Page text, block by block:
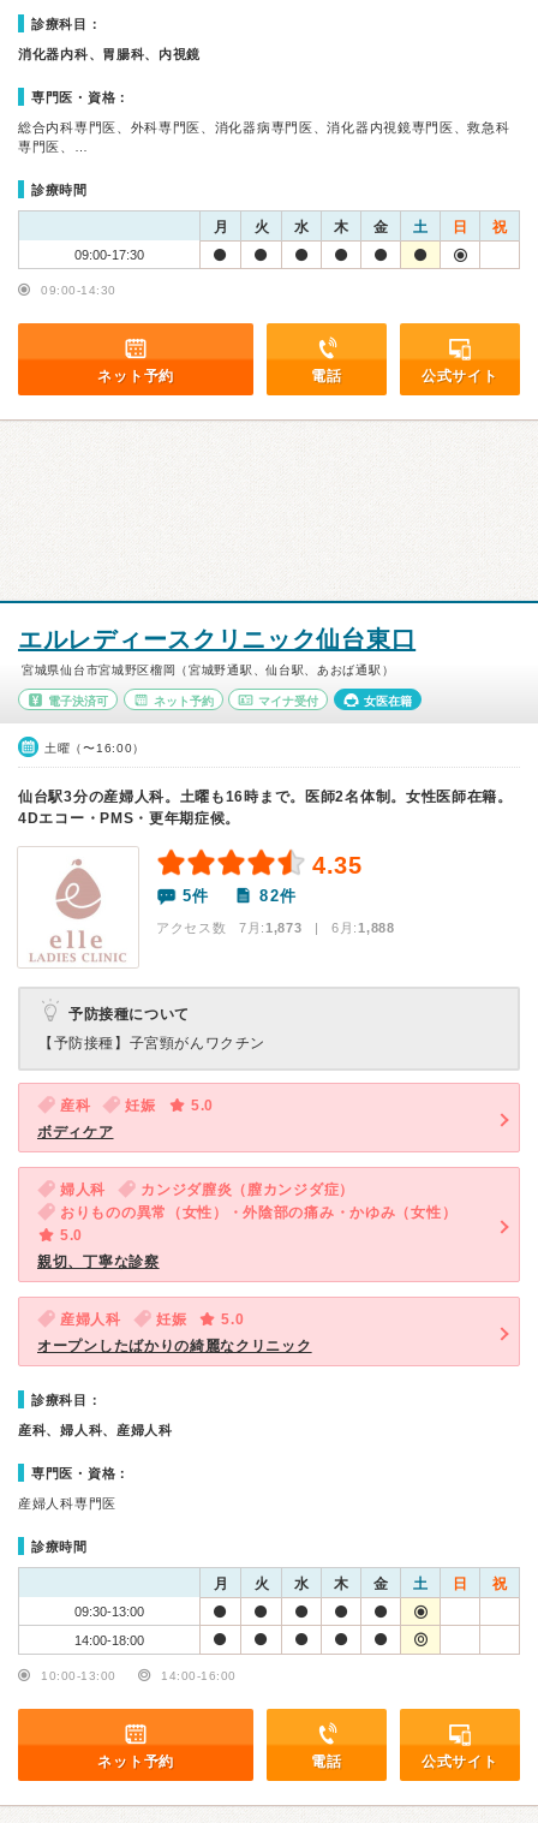
診療科目：
消化器内科、胃腸科、内視鏡
専門医・資格：
総合内科専門医、外科専門医、消化器病専門医、消化器内視鏡専門医、救急科
専門医、…
診療時間
月 火 水 木 金 土 日 祝
09:00-17:30
09:00-14:30
ネット予約 電話 公式サイト
エルレディースクリニック仙台東口
宮城県仙台市宮城野区榴岡（宮城野通駅、仙台駅、あおば通駅）
電子決済可 ネット予約 マイナ受付 女医在籍
土曜（〜16:00）
仙台駅3分の産婦人科。土曜も16時まで。医師2名体制。女性医師在籍。
4Dエコー・PMS・更年期症候。
4.35
5件 82件
アクセス数 7月:1,873 | 6月:1,888
予防接種について
【予防接種】 子宮頸がんワクチン
産科 妊娠
5.0
ボディケア
婦人科
カンジダ膣炎（膣カンジダ症）
おりものの異常（女性）・外陰部の痛み・かゆみ（女性）
5.0
親切、丁寧な診察
産婦人科 妊娠
5.0
オープンしたばかりの綺麗なクリニック
診療科目：
産科、婦人科、産婦人科
専門医・資格：
産婦人科専門医
診療時間
月 火 水 木 金 土 日 祝
09:30-13:00
14:00-18:00
10:00-13:00 14:00-16:00
ネット予約 電話 公式サイト